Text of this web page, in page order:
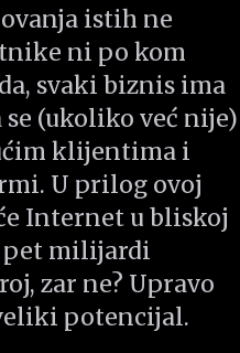
istih ne
ni po kom
svaki biznis ima
(ukoliko već nije)
klijentima i
U prilog ovoj
Internet u bliskoj
pet milijardi
zar ne? Upravo
potencijal.